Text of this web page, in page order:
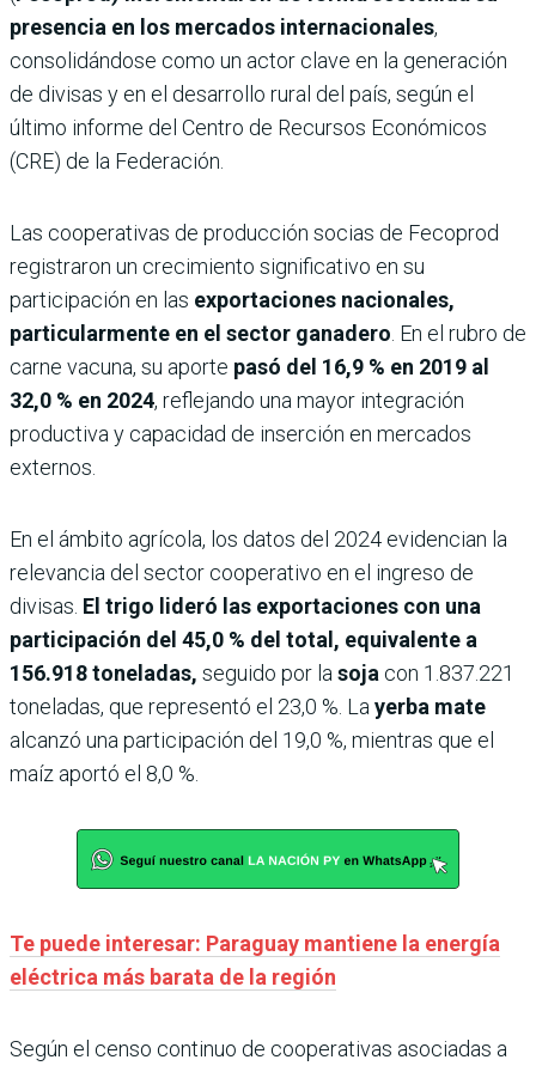
presencia en los mercados internacionales,
consolidándose como un actor clave en la generación
de divisas y en el desarrollo rural del país, según el
último informe del Centro de Recursos Económicos
(CRE) de la Federación.
Las cooperativas de producción socias de Fecoprod
registraron un crecimiento significativo en su
participación en las exportaciones nacionales,
particularmente en el sector ganadero. En el rubro de
carne vacuna, su aporte pasó del 16,9 % en 2019 al
32,0 % en 2024, reflejando una mayor integración
productiva y capacidad de inserción en mercados
externos.
En el ámbito agrícola, los datos del 2024 evidencian la
relevancia del sector cooperativo en el ingreso de
divisas. El trigo lideró las exportaciones con una
participación del 45,0 % del total, equivalente a
156.918 toneladas, seguido por lasoja con 1.837.221
toneladas, que representó el 23,0 %. Layerba mate
alcanzó una participación del 19,0 %, mientras que el
maíz aportó el 8,0 %.
Te puede interesar: Paraguay mantiene la energía
eléctrica más barata de la región
Según el censo continuo de cooperativas asociadas a